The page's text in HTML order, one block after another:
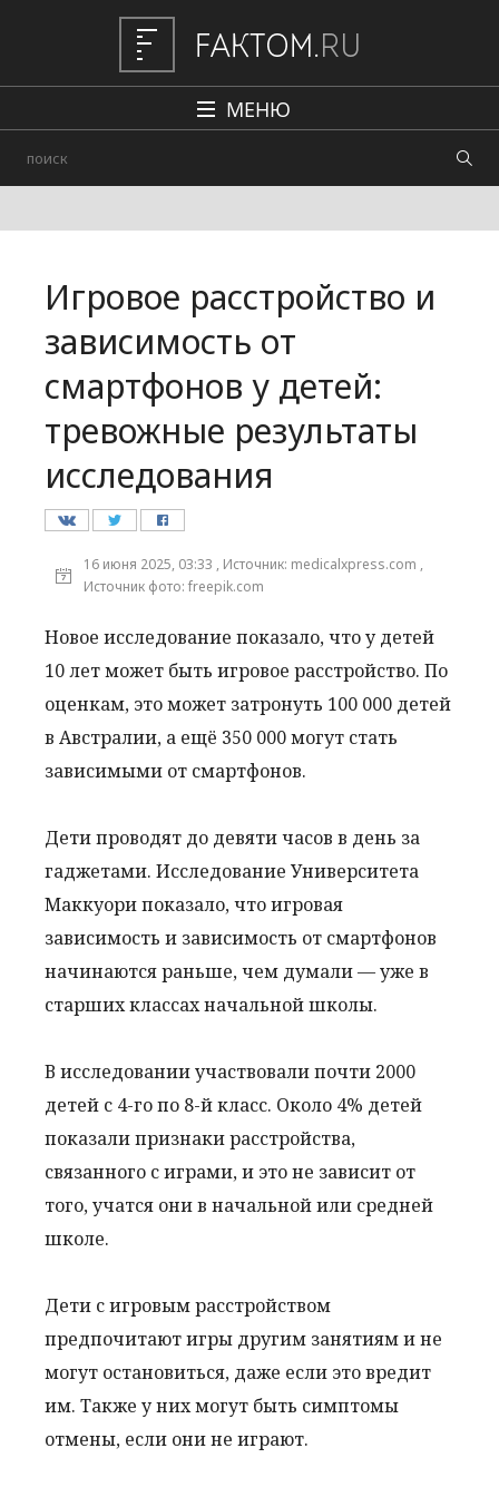
МЕНЮ
Авто
Происшествия
Редакция
Игровое расстройство и
зависимость от
смартфонов у детей:
тревожные результаты
исследования
16 июня 2025, 03:33 , Источник: medicalxpress.com ,
Источник фото: freepik.com
Новое исследование показало, что у детей
10 лет может быть игровое расстройство. По
оценкам, это может затронуть 100 000 детей
в Австралии, а ещё 350 000 могут стать
зависимыми от смартфонов.
Дети проводят до девяти часов в день за
гаджетами. Исследование Университета
Маккуори показало, что игровая
зависимость и зависимость от смартфонов
начинаются раньше, чем думали — уже в
старших классах начальной школы.
В исследовании участвовали почти 2000
детей с 4-го по 8-й класс. Около 4% детей
показали признаки расстройства,
связанного с играми, и это не зависит от
того, учатся они в начальной или средней
школе.
Дети с игровым расстройством
предпочитают игры другим занятиям и не
могут остановиться, даже если это вредит
им. Также у них могут быть симптомы
отмены, если они не играют.